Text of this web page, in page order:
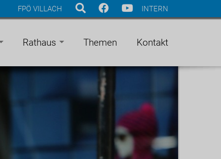
INTERN
FPÖ VILLACH
Rathaus Themen Kontakt